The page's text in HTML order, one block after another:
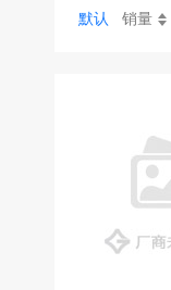
默认 销量